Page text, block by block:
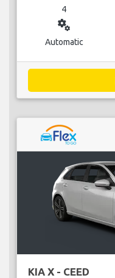
4
miscellaneous_services
Automatic
KIA X - CEED